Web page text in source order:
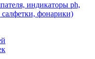
индикаторы ph,
фонарики)